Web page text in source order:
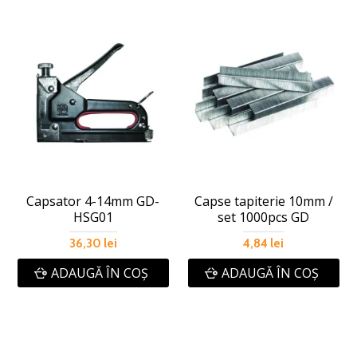
Capsator 4-14mm GD-
HSG01
36,30 lei
ADAUGĂ ÎN COŞ
Capse tapiterie 10mm /
set 1000pcs GD
4,84 lei
ADAUGĂ ÎN COŞ